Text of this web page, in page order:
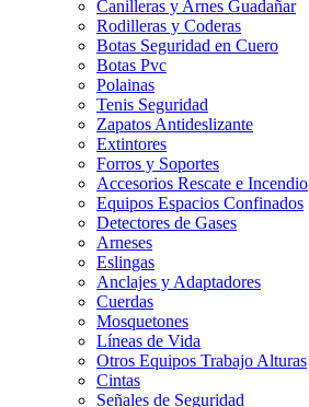
Canilleras y Arnes Guadañar
Rodilleras y Coderas
Botas Seguridad en Cuero
Botas Pvc
Polainas
Tenis Seguridad
Zapatos Antideslizante
Extintores
Forros y Soportes
Accesorios Rescate e Incendio
Equipos Espacios Confinados
Detectores de Gases
Arneses
Eslingas
Anclajes y Adaptadores
Cuerdas
Mosquetones
Líneas de Vida
Otros Equipos Trabajo Alturas
Cintas
Señales de Seguridad